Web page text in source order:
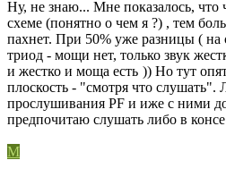
Ну, не знаю... Мне показалось,
схеме (понятно о чем я ?) , тем
пахнет. При 50% уже разницы ( на
триод - мощи нет, только звук
и жестко и моща есть )) Но тут
плоскость - "смотря что слушать".
прослушивания PF и иже с ними
предпочитаю слушать либо в
M